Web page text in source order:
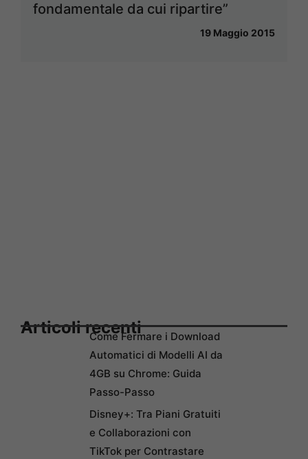
fondamentale da cui ripartire”
19 Maggio 2015
Articoli recentiCome Fermare i Download
Automatici di Modelli AI da
4GB su Chrome: Guida
Passo-Passo
Disney+: Tra Piani Gratuiti
e Collaborazioni con
TikTok per Contrastare